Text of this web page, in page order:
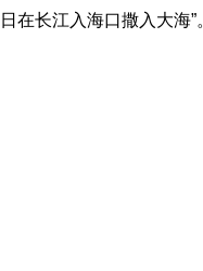
日在长江入海口撒入大海”